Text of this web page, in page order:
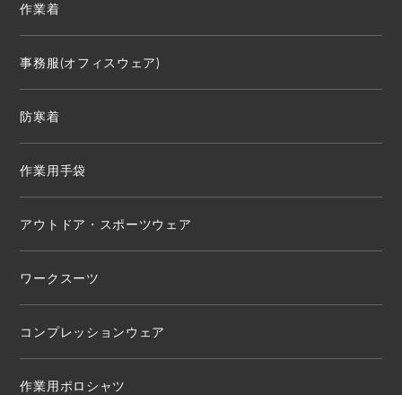
作業着
事務服(オフィスウェア)
防寒着
作業用手袋
アウトドア・スポーツウェア
ワークスーツ
コンプレッションウェア
作業用ポロシャツ